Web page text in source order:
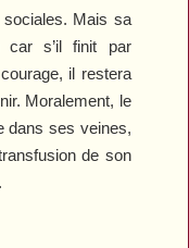
sociales. Mais sa
car s’il finit par
il restera
Moralement, le
dans ses veines,
de son